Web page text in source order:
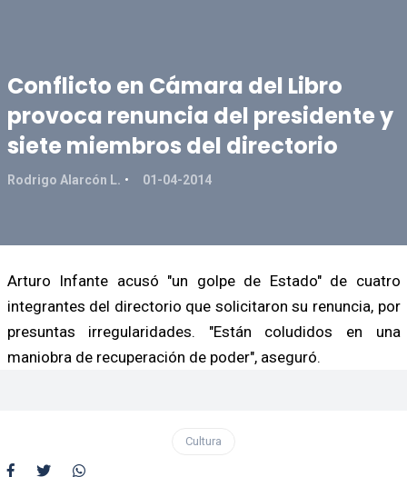
Conflicto en Cámara del Libro
provoca renuncia del presidente y
siete miembros del directorio
Rodrigo Alarcón L. 01-04-2014
Arturo Infante acusó "un golpe de Estado" de cuatro
integrantes del directorio que solicitaron su renuncia, por
presuntas irregularidades. "Están coludidos en una
maniobra de recuperación de poder", aseguró.
Cultura